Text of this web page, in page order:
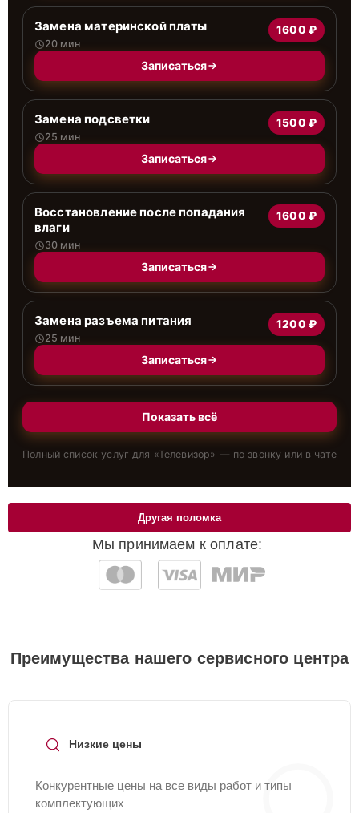
Замена материнской платы
20 мин
1600 ₽
Записаться
Замена подсветки
25 мин
1500 ₽
Записаться
Восстановление после попадания
влаги
30 мин
1600 ₽
Записаться
Замена разъема питания
25 мин
1200 ₽
Записаться
Показать всё
Полный список услуг для «Телевизор» — по звонку или в чате
Мы принимаем к оплате:
Другая поломка
Преимущества нашего сервисного центра
Низкие цены
Конкурентные цены на все виды работ и типы
комплектующих